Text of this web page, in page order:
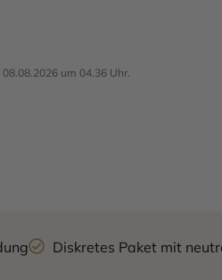
um 04.36 Uhr.
Diskretes Paket mit